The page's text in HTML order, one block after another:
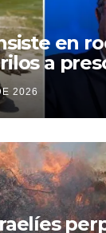
en
a
2026